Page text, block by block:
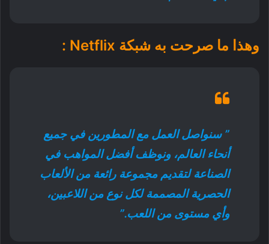
وهذا ما صرحت به شبكة Netflix :
” سنواصل العمل مع المطورين في جميع
أنحاء العالم، ونوظف أفضل المواهب في
الصناعة لتقديم مجموعة رائعة من الألعاب
الحصرية المصممة لكل نوع من اللاعبين،
وأي مستوى من اللعب.”